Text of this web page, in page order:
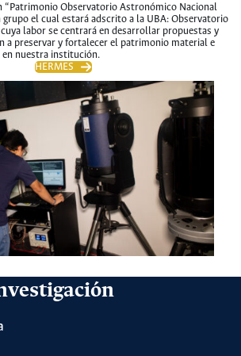
“Patrimonio Observatorio Astronómico Nacional
grupo el cual estará adscrito a la UBA: Observatorio
labor se centrará en desarrollar propuestas y
a preservar y fortalecer el patrimonio material e
en nuestra institución.
HERMES